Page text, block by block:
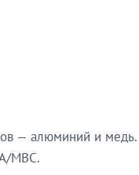
— алюминий и
МВС.